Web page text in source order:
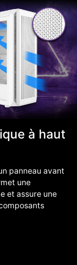
à haut
panneau avant
une
et assure une